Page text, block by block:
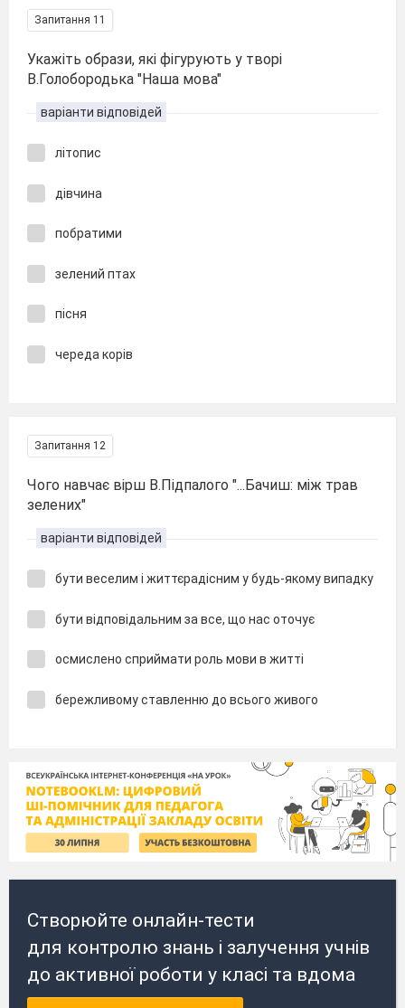
Запитання 11
Укажіть образи, які фігурують у творі
В.Голобородька "Наша мова"
варіанти відповідей
літопис
дівчина
побратими
зелений птах
пісня
череда корів
Запитання 12
Чого навчає вірш В.Підпалого "...Бачиш: між трав
зелених"
варіанти відповідей
бути веселим і життєрадісним у будь-якому випадку
бути відповідальним за все, що нас оточує
осмислено сприймати роль мови в житті
бережливому ставленню до всього живого
Створюйте онлайн-тести
для контролю знань і залучення учнів
до активної роботи у класі та вдома